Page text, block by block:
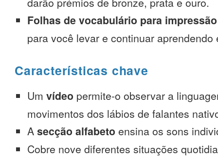
Folhas de vocabulário para impressão
para você levar e continuar aprendendo
Características chave
Um vídeo permite-o observar a
movimentos dos lábios de falantes
A secção alfabeto ensina os sons
Cobre nove diferentes situações